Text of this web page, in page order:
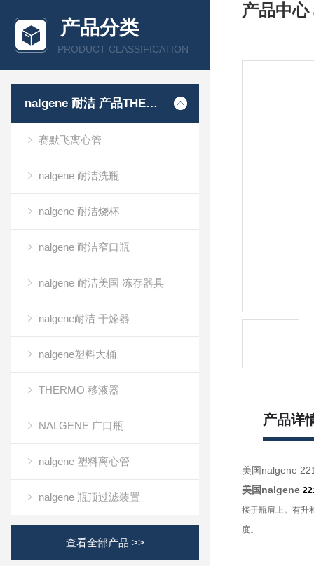
产品分类
PRODUCT CLASSIFICATION
nalgene 耐洁 产品THERMO 赛默飞
赛默飞离心管
nalgene 耐洁洗瓶
nalgene 耐洁烧杯
nalgene 耐洁窄口瓶
nalgene 耐洁美国 冻存器具
nalgene耐洁 干燥器
nalgene塑料大桶
THERMO 移液器
NALGENE 广口瓶
nalgene 塑料离心管
nalgene 瓶顶过滤装置
查看全部产品 >>
产品中心
产品详
美国nalgene
美国nalgene
接于瓶肩上。有升
度。